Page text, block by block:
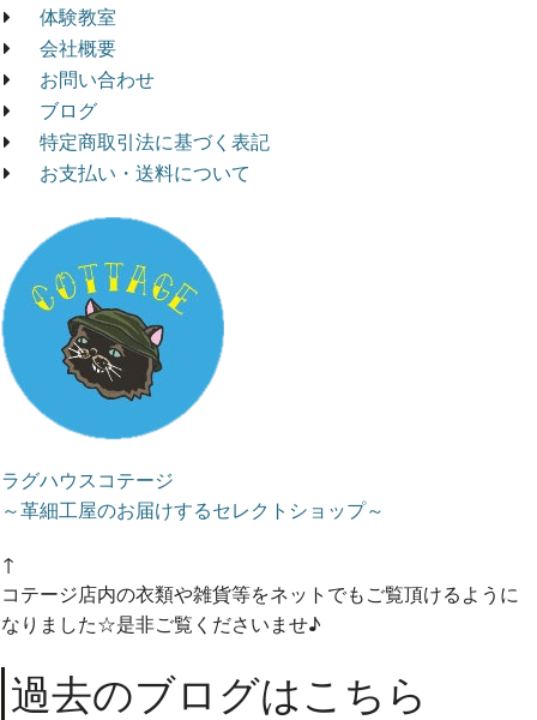
体験教室
会社概要
お問い合わせ
ブログ
特定商取引法に基づく表記
お支払い・送料について
ラグハウスコテージ
～革細工屋のお届けするセレクトショップ～
↑
コテージ店内の衣類や雑貨等をネットでもご覧頂けるように
なりました☆是非ご覧くださいませ♪
過去のブログはこちら